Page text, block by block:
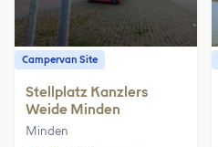
Campervan Site
Stellplatz Kanzlers
Weide Minden
Minden